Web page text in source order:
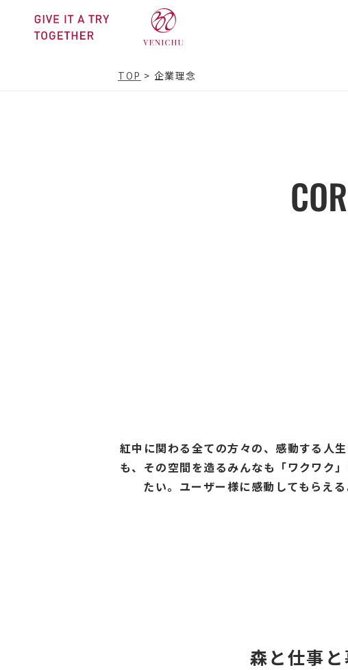
TOP > 企業理念
紅中に関わる全ての方々の、感動する人
も、その空間を造るみんなも「ワクワク
たい。ユーザー様に感動してもらえ
森と仕事